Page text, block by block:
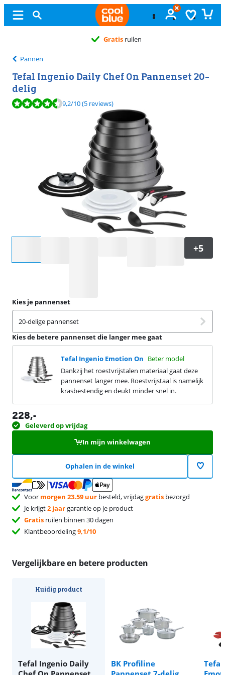
Gratis ruilen
Pannen
Tefal Ingenio Daily Chef On Pannenset 20-
delig
Beoordeling is 9,2 van de 10, gebaseerd op 5 reviews.
9,2/10(5 reviews)
Kies je pannenset
20-delige pannenset
Kies de betere pannenset die langer mee gaat
Tefal Ingenio Emotion On Beter model
Dankzij het roestvrijstalen materiaal gaat deze
pannenset langer mee. Roestvrijstaal is namelijk
krasbestendig en deukt minder snel in.
228,-
Geleverd op vrijdag
In mijn winkelwagen
Ophalen in de winkel
Voor morgen 23.59 uur besteld, vrijdaggratis bezorgd
Je krijgt2 jaargarantie op je product
Gratis ruilen binnen 30 dagen
Klantbeoordeling9,1/10
Vergelijkbare en betere producten
Huidig product
Tefal Ingenio Daily
BK Profiline
Tefal